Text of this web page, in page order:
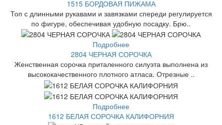
1515 БОРДОВАЯ ПИЖАМА
Топ с длинными рукавами и завязками спереди регулируется
по фигуре, обеспечивая удобную посадку. Брю..
Подробнее
2804 ЧЕРНАЯ СОРОЧКА
Женственная сорочка приталенного силуэта выполнена из
высококачественного плотного атласа. Отрезные ..
Подробнее
1612 БЕЛАЯ СОРОЧКА КАЛИФОРНИЯ